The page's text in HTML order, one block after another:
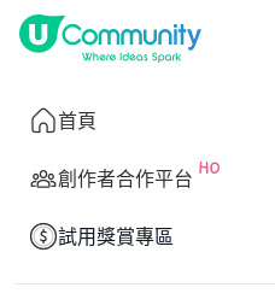
首頁
創作者合作平台
試用獎賞專區